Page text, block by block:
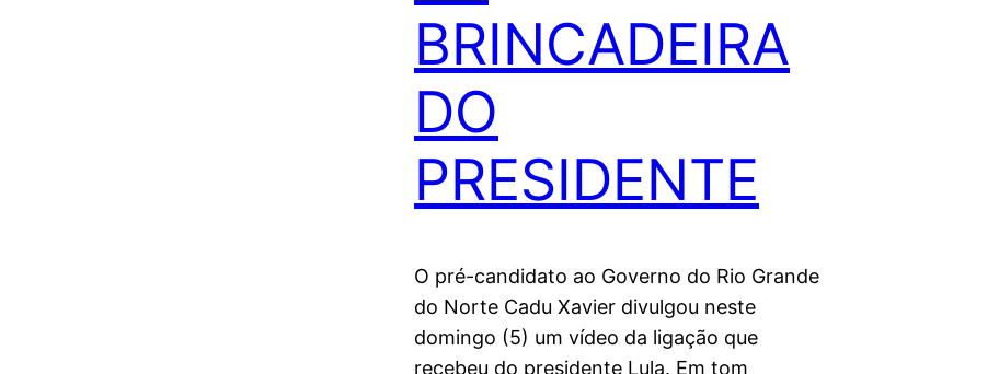
BRINCADEIRA
DO
PRESIDENTE
O pré-candidato ao Governo do Rio Grande
do Norte Cadu Xavier divulgou neste
domingo (5) um vídeo da ligação que
recebeu do presidente Lula. Em tom